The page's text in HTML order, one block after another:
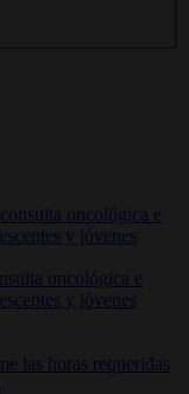
oncológica e
y jóvenes